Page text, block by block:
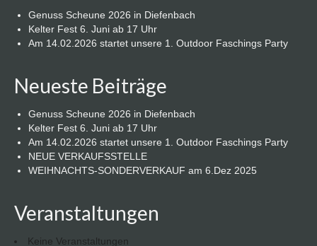
Genuss Scheune 2026 in Diefenbach
Kelter Fest 6. Juni ab 17 Uhr
Am 14.02.2026 startet unsere 1. Outdoor Faschings Party
Neueste Beiträge
Genuss Scheune 2026 in Diefenbach
Kelter Fest 6. Juni ab 17 Uhr
Am 14.02.2026 startet unsere 1. Outdoor Faschings Party
NEUE VERKAUFSSTELLE
WEIHNACHTS-SONDERVERKAUF am 6.Dez 2025
Veranstaltungen
Keine Veranstaltungen